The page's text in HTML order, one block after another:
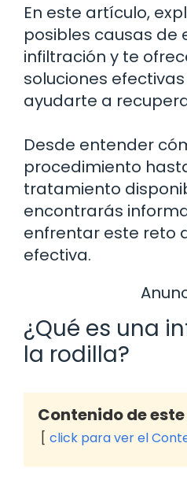
En este artículo,
posibles causas de
infiltración y te
soluciones
ayudarte a
Desde entender
procedimiento
tratamiento
encontrarás
enfrentar este reto
efectiva.
¿Qué es una
la rodilla?
Contenido de
click para ver el